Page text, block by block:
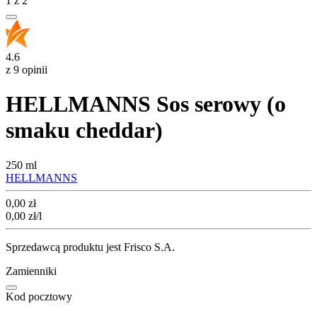
4.6
z 9 opinii
HELLMANNS Sos serowy (o
smaku cheddar)
250 ml
HELLMANNS
Cena
0,00 zł
0,00 zł/l
Sprzedawcą produktu jest Frisco S.A.
Zamienniki
Kod pocztowy